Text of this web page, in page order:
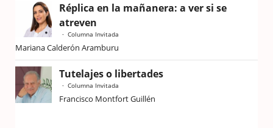
Réplica en la mañanera: a ver si se
atreven
Columna Invitada
Mariana Calderón Aramburu
Tutelajes o libertades
Columna Invitada
Francisco Montfort Guillén